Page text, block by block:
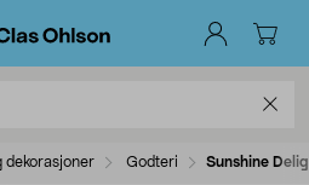
dekorasjoner Godteri Sunshine